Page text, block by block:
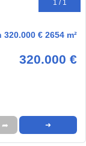
1 / 1
€ 2654 m²
320.000 €
➦ ➜